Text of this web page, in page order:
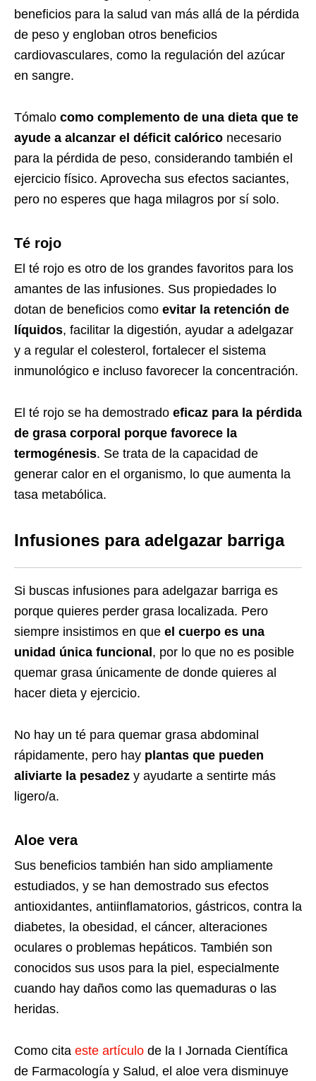
beneficios para la salud van más allá de la pérdida
de peso y engloban otros beneficios
cardiovasculares, como la regulación del azúcar
en sangre.
Tómalo como complemento de una dieta que te
ayude a alcanzar el déficit calórico necesario
para la pérdida de peso, considerando también el
ejercicio físico. Aprovecha sus efectos saciantes,
pero no esperes que haga milagros por sí solo.
Té rojo
El té rojo es otro de los grandes favoritos para los
amantes de las infusiones. Sus propiedades lo
dotan de beneficios como evitar la retención de
líquidos, facilitar la digestión, ayudar a adelgazar
y a regular el colesterol, fortalecer el sistema
inmunológico e incluso favorecer la concentración.
El té rojo se ha demostrado eficaz para la pérdida
de grasa corporal porque favorece la
termogénesis. Se trata de la capacidad de
generar calor en el organismo, lo que aumenta la
tasa metabólica.
Infusiones para adelgazar barriga
Si buscas infusiones para adelgazar barriga es
porque quieres perder grasa localizada. Pero
siempre insistimos en que el cuerpo es una
unidad única funcional , por lo que no es posible
quemar grasa únicamente de donde quieres al
hacer dieta y ejercicio.
No hay un té para quemar grasa abdominal
rápidamente, pero hay plantas que pueden
aliviarte la pesadez y ayudarte a sentirte más
ligero/a.
Aloe vera
Sus beneficios también han sido ampliamente
estudiados, y se han demostrado sus efectos
antioxidantes, antiinflamatorios, gástricos, contra la
diabetes, la obesidad, el cáncer, alteraciones
oculares o problemas hepáticos. También son
conocidos sus usos para la piel, especialmente
cuando hay daños como las quemaduras o las
heridas.
Como cita este artículo de la I Jornada Científica
de Farmacología y Salud, el aloe vera disminuye